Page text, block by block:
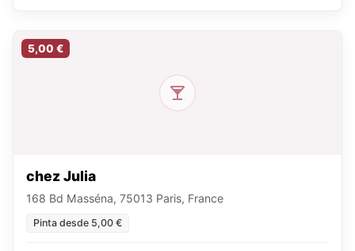
5,00 €
chez Julia
168 Bd Masséna, 75013 Paris, France
Pinta desde 5,00 €